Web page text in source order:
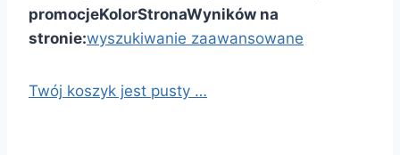
promocjeKolorStronaWyników na
stronie:wyszukiwanie zaawansowane
Twój koszyk jest pusty …